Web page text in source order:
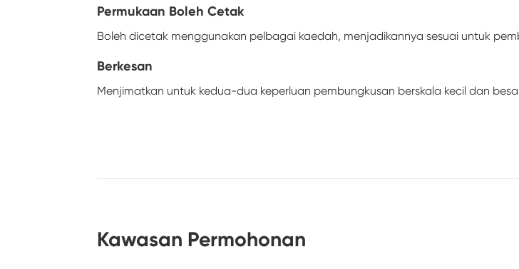
Permukaan Boleh Cetak
Boleh dicetak menggunakan pelbagai kaedah, menjadikannya sesuai untuk
Berkesan
Menjimatkan untuk kedua-dua keperluan pembungkusan berskala kecil dan
Kawasan Permohonan